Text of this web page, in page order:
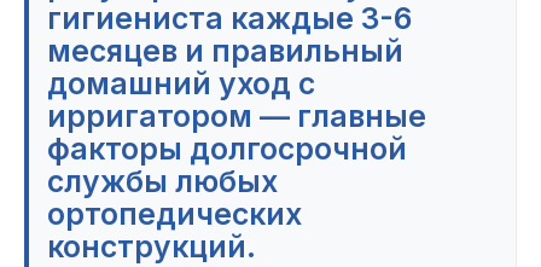
гигиениста каждые 3-6
месяцев и правильный
домашний уход с
ирригатором — главные
факторы долгосрочной
службы любых
ортопедических
конструкций.